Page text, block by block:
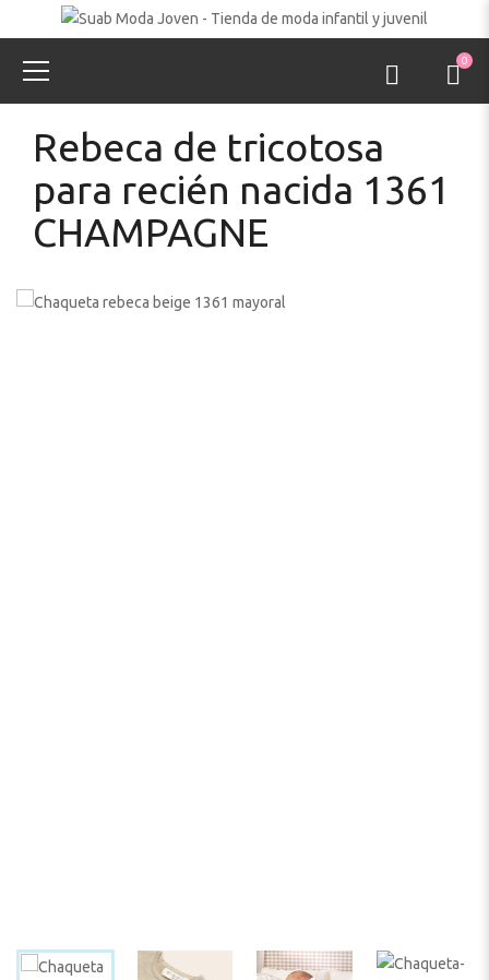
0
Rebeca de tricotosa
para recién nacida 1361
CHAMPAGNE